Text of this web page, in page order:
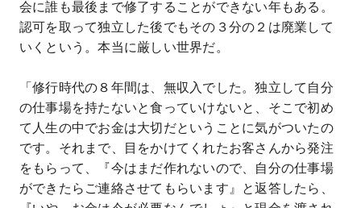
会に誰も最後まで修了することができない年もある。
認可を取って独立した後でもその３分の２は廃業して
いくという。本当に厳しい世界だ。
「修行時代の８年間は、無収入でした。独立して自分
の仕事場を持たないと食っていけないと、そこで初め
て人生の中でお金は大切だということに気がついたの
です。それまで、目をかけてくれたお客さんから発注
をもらって、『今はまだ作れないので、自分の仕事場
ができたらご連絡させてもらいます』と返答したら、